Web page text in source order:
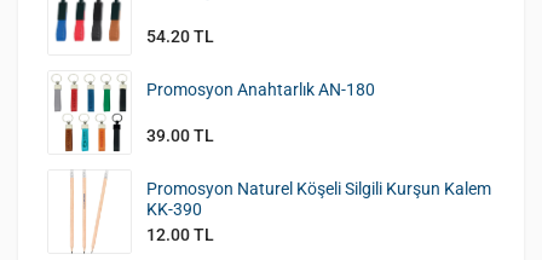
54.20 TL
Promosyon Anahtarlık AN-180
39.00 TL
Promosyon Naturel Köşeli Silgili Kurşun Kalem
KK-390
12.00 TL